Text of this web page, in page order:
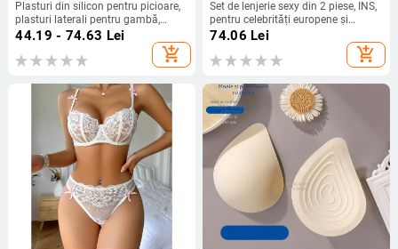
Plasturi din silicon pentru picioare,
plasturi laterali pentru gambă,
plasturi anti-irritație pentru
interiorul coapsei, plasturi pentru
picioare drepte, subțiri, invizibili,
44.19 - 74.63 Lei
add_shopping_cart
Set de lenjerie sexy din 2 piese, INS,
pentru celebrități europene și
americane, cu dantelă brodată,
pentru fete, cu plasă, perspectivă,
XYM1127
74.06 Lei
add_shopping_cart